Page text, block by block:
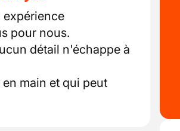
expérience
pour nous.
détail n'échappe à
main et qui peut